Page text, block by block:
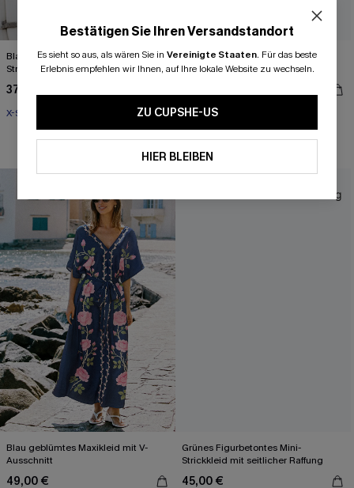
Blau-Weißes Boho Kurzarm Mini-
Strandkleid
37,00 €
X-Shape
Kurzarm Mini-Strandkleid mit
Kordelzug
X-Shape
Blau geblümtes Maxikleid mit V-
Ausschnitt
49,00 €
Grünes Figurbetontes Mini-
Strickkleid mit seitlicher Raffung
45,00 €
Bestätigen Sie Ihren Versandstandort
Es sieht so aus, als wären Sie in Vereinigte Staaten. Für das beste
Erlebnis empfehlen wir Ihnen, auf Ihre lokale Website zu wechseln.
ZU CUPSHE-US
HIER BLEIBEN